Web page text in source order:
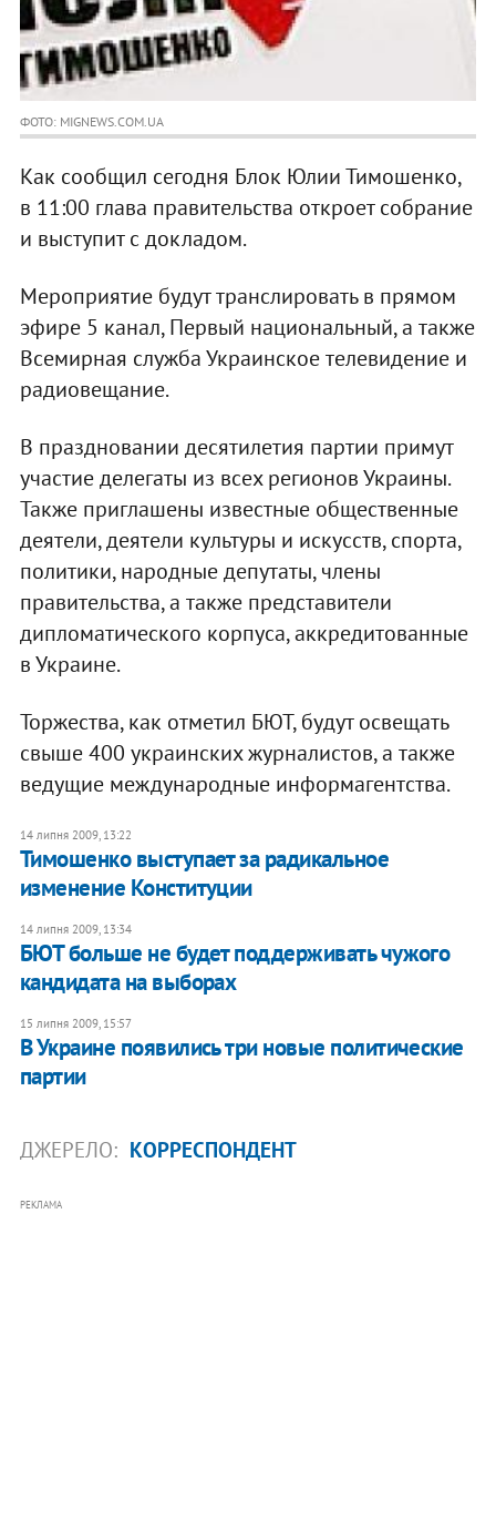
ФОТО: MIGNEWS.COM.UA
Как сообщил сегодня Блок Юлии Тимошенко,
в 11:00 глава правительства откроет собрание
и выступит с докладом.
Мероприятие будут транслировать в прямом
эфире 5 канал, Первый национальный, а также
Всемирная служба Украинское телевидение и
радиовещание.
В праздновании десятилетия партии примут
участие делегаты из всех регионов Украины.
Также приглашены известные общественные
деятели, деятели культуры и искусств, спорта,
политики, народные депутаты, члены
правительства, а также представители
дипломатического корпуса, аккредитованные
в Украине.
Торжества, как отметил БЮТ, будут освещать
свыше 400 украинских журналистов, а также
ведущие международные информагентства.
14 липня 2009, 13:22
Тимошенко выступает за радикальное
изменение Конституции
14 липня 2009, 13:34
БЮТ больше не будет поддерживать чужого
кандидата на выборах
15 липня 2009, 15:57
В Украине появились три новые политические
партии
ДЖЕРЕЛО: КОРРЕСПОНДЕНТ
РЕКЛАМА